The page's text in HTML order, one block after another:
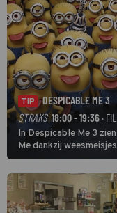
TIP
DESPICABLE ME 3
STRAKS 18:00 - 19:36·
In Despicable Me 3
Me dankzij
het rechte pad